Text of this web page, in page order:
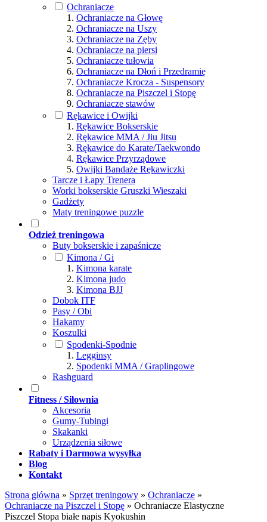
Ochraniacze
Ochraniacze na Głowę
Ochraniacze na Uszy
Ochraniacze na Zęby
Ochraniacze na piersi
Ochraniacze tułowia
Ochraniacze na Dłoń i Przedramię
Ochraniacze Krocza - Suspensory
Ochraniacze na Piszczel i Stopę
Ochraniacze stawów
Rękawice i Owijki
Rękawice Bokserskie
Rękawice MMA / Jiu Jitsu
Rękawice do Karate/Taekwondo
Rękawice Przyrządowe
Owijki Bandaże Rękawiczki
Tarcze i Łapy Trenera
Worki bokserskie Gruszki Wieszaki
Gadżety
Maty treningowe puzzle
Odzież treningowa
Buty bokserskie i zapaśnicze
Kimona / Gi
Kimona karate
Kimona judo
Kimona BJJ
Dobok ITF
Pasy / Obi
Hakamy
Koszulki
Spodenki-Spodnie
Legginsy
Spodenki MMA / Graplingowe
Rashguard
Fitness / Siłownia
Akcesoria
Gumy-Tubingi
Skakanki
Urządzenia siłowe
Rabaty i Darmowa wysyłka
Blog
Kontakt
Strona główna » Sprzęt treningowy » Ochraniacze »
Ochraniacze na Piszczel i Stopę » Ochraniacze Elastyczne
Piszczel Stopa białe napis Kyokushin